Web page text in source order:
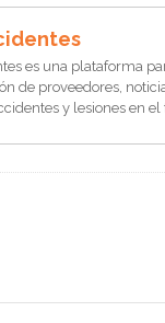
es una plataforma
de proveedores,
y lesiones en el